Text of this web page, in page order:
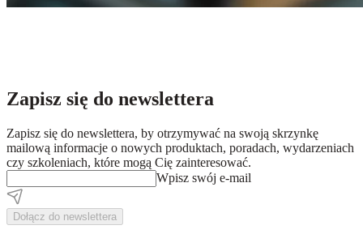
Zapisz się do newslettera
Zapisz się do newslettera, by otrzymywać na swoją skrzynkę
mailową informacje o nowych produktach, poradach, wydarzeniach
czy szkoleniach, które mogą Cię zainteresować.
Wpisz swój e-mail
Dołącz do newslettera